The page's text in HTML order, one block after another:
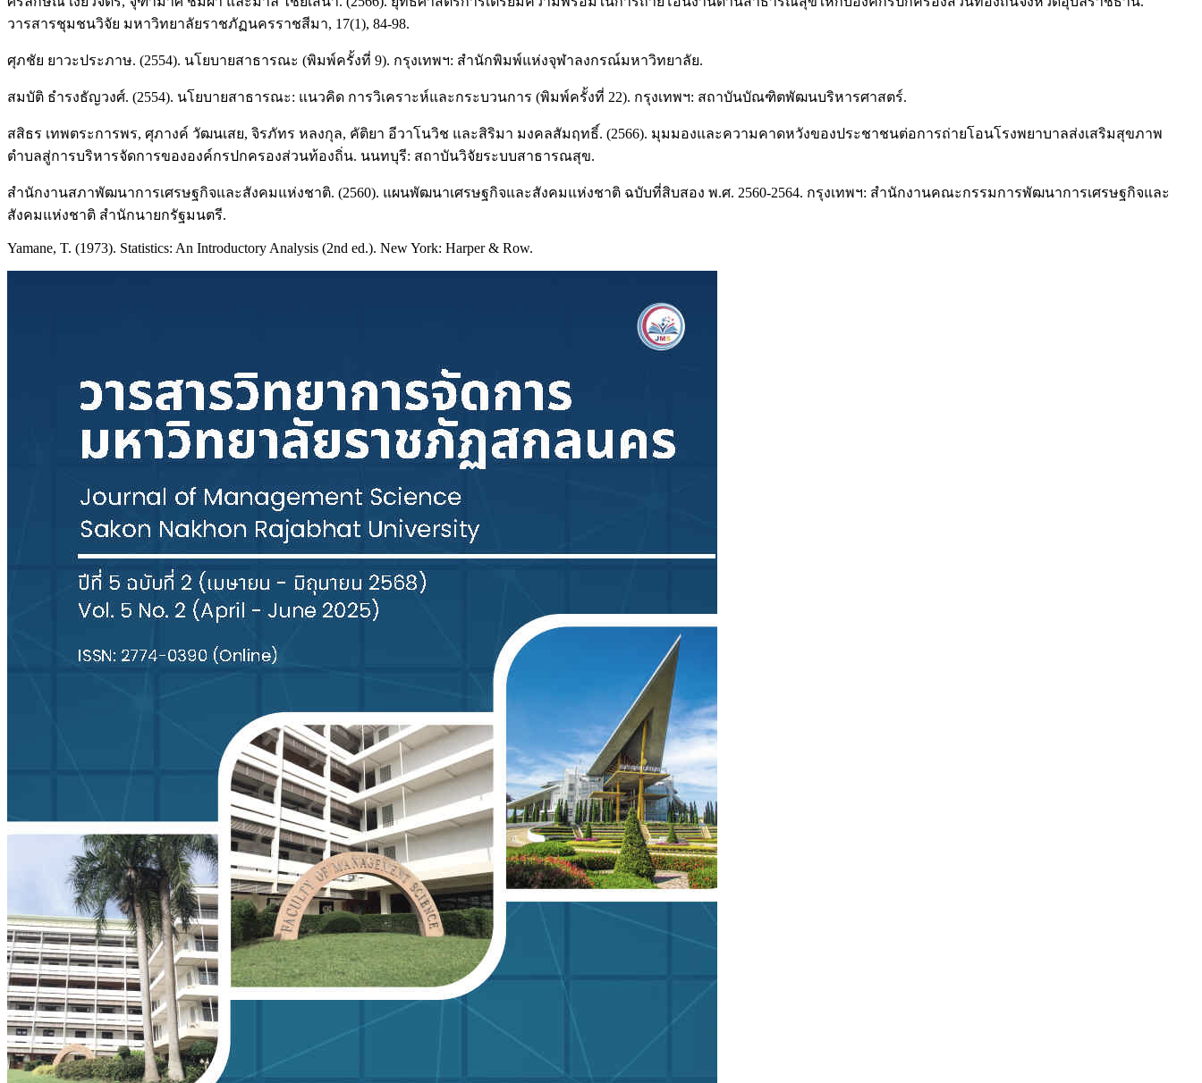
วารสารชุมชนวิจัย มหาวิทยาลัยราชภัฏนครราชสีมา, 17(1), 84-98.
ศุภชัย ยาวะประภาษ. (2554). นโยบายสาธารณะ (พิมพ์ครั้งที่ 9). กรุงเทพฯ: สำนักพิมพ์แห่งจุฬาลงกรณ์มหาวิทยาลัย.
สมบัติ ธำรงธัญวงศ์. (2554). นโยบายสาธารณะ: แนวคิด การวิเคราะห์และกระบวนการ (พิมพ์ครั้งที่ 22). กรุงเทพฯ: สถาบันบัณฑิตพัฒนบริหารศาสตร์.
สสิธร เทพตระการพร, ศุภางค์ วัฒนเสย, จิรภัทร หลงกุล, คัติยา อีวาโนวิช และสิริมา มงคลสัมฤทธิ์. (2566). มุมมองและความคาดหวังของประชาชนต่อการถ่ายโอนโรงพยาบาลส่งเสริมสุขภาพ
ตำบลสู่การบริหารจัดการขององค์กรปกครองส่วนท้องถิ่น. นนทบุรี: สถาบันวิจัยระบบสาธารณสุข.
สำนักงานสภาพัฒนาการเศรษฐกิจและสังคมแห่งชาติ. (2560). แผนพัฒนาเศรษฐกิจและสังคมแห่งชาติ ฉบับที่สิบสอง พ.ศ. 2560-2564. กรุงเทพฯ: สำนักงานคณะกรรมการพัฒนาการเศรษฐกิจและ
สังคมแห่งชาติ สำนักนายกรัฐมนตรี.
Yamane, T. (1973). Statistics: An Introductory Analysis (2nd ed.). New York: Harper & Row.